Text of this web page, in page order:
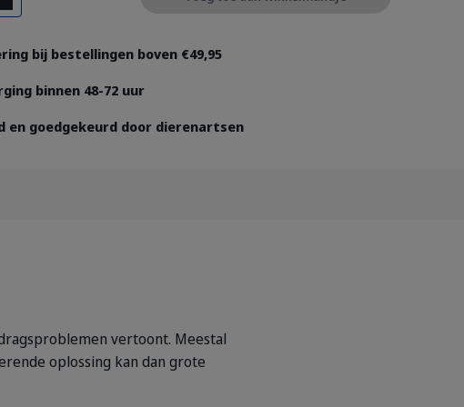
bij bestellingen boven €49,95
binnen 48-72 uur
en goedgekeurd door dierenartsen
vertoont. Meestal
oplossing kan dan grote